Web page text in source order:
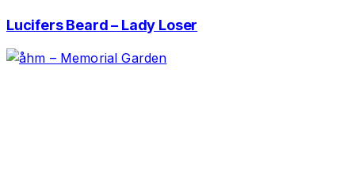
Lucifers Beard – Lady Loser